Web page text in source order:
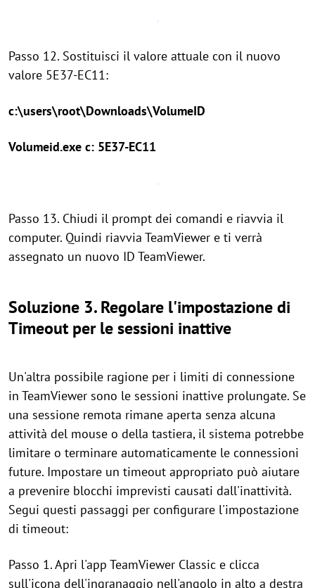
Passo 12. Sostituisci il valore attuale con il nuovo
valore 5E37-EC11:
c:\users\root\Downloads\VolumeID
Volumeid.exe c: 5E37-EC11
Passo 13. Chiudi il prompt dei comandi e riavvia il
computer. Quindi riavvia TeamViewer e ti verrà
assegnato un nuovo ID TeamViewer.
Soluzione 3. Regolare l'impostazione di
Timeout per le sessioni inattive
Un'altra possibile ragione per i limiti di connessione
in TeamViewer sono le sessioni inattive prolungate. Se
una sessione remota rimane aperta senza alcuna
attività del mouse o della tastiera, il sistema potrebbe
limitare o terminare automaticamente le connessioni
future. Impostare un timeout appropriato può aiutare
a prevenire blocchi imprevisti causati dall'inattività.
Segui questi passaggi per configurare l'impostazione
di timeout:
Passo 1. Apri l'app TeamViewer Classic e clicca
sull'icona dell'ingranaggio nell'angolo in alto a destra